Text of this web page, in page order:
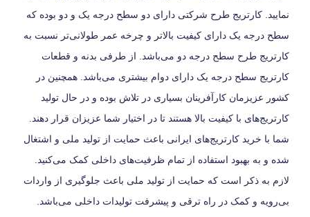
نمایید. کارتریج طرح شرکتی دارای دو سطح درجه یک و دو بوده که
سطح درجه یک دارای کیفیت بالاتر و چرخه عمر طولانی‌تر نسبت به
کارتریج طرح سطح درجه دو می‌باشد. از طرفی بدنه و قطعات
کارتریج سطح درجه یک دارای دوام بیشتری می‌باشد. همچنین در
کشور عزیزمان کارآفرینان بسیاری در تلاش بوده و در حال تولید
کارتریج‌های با کیفیت بالا هستند تا در اختیار شما عزیزان قرار دهند.
شما با خرید کارتریج‌های ایرانی باعث حمایت از تولید ملی و اشتغال
شده و به بهبود استفاده از تمام ظرفیت‌های داخلی کمک می‌کنید.
لازم به ذکر است که حمایت از تولید ملی باعث جلوگیری از واردات
بی‌رویه و کمک در راه ترقی و پیشرفت تولیدات داخلی می‌باشد.